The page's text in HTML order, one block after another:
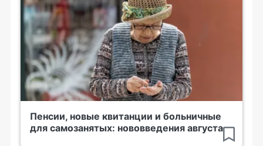
Пенсии, новые квитанции и больничные
для самозанятых: нововведения августа